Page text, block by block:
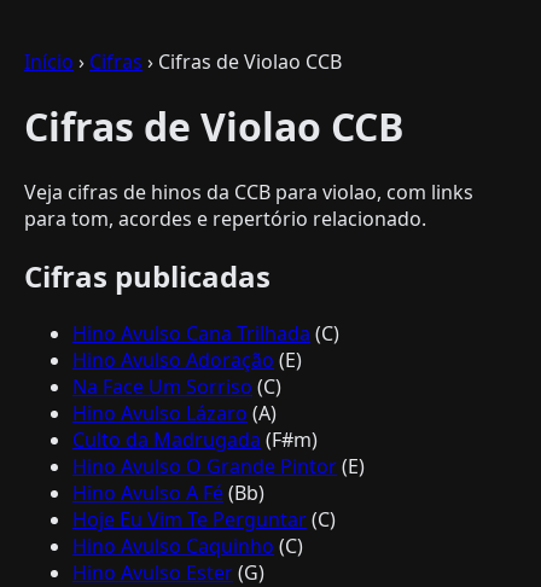
Início › Cifras › Cifras de Violao CCB
Cifras de Violao CCB
Veja cifras de hinos da CCB para violao, com links
para tom, acordes e repertório relacionado.
Cifras publicadas
Hino Avulso Cana Trilhada (C)
Hino Avulso Adoração (E)
Na Face Um Sorriso (C)
Hino Avulso Lázaro (A)
Culto da Madrugada (F#m)
Hino Avulso O Grande Pintor(E)
Hino Avulso A Fé(Bb)
Hoje Eu Vim Te Perguntar(C)
Hino Avulso Caquinho (C)
Hino Avulso Ester(G)